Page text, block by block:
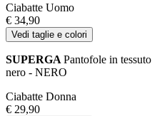
Ciabatte Uomo
€ 34,90
Vedi taglie e colori
SUPERGA Pantofole in tessuto
nero - NERO
Ciabatte Donna
€ 29,90